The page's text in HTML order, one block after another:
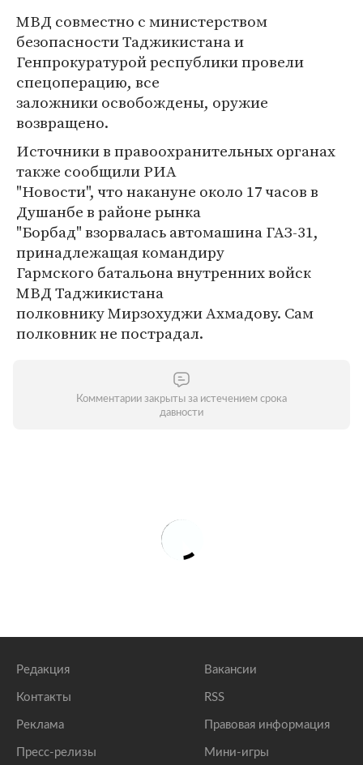
МВД совместно с министерством
безопасности Таджикистана и
Генпрокуратурой республики провели
спецоперацию, все
заложники освобождены, оружие
возвращено.
Источники в правоохранительных органах
также сообщили РИА
"Новости", что накануне около 17 часов в
Душанбе в районе рынка
"Борбад" взорвалась автомашина ГАЗ-31,
принадлежащая командиру
Гармского батальона внутренних войск
МВД Таджикистана
полковнику Мирзохуджи Ахмадову. Сам
полковник не пострадал.
Комментарии закрыты за истечением срока
давности
Редакция
Контакты
Реклама
Пресс-релизы
Вакансии
RSS
Правовая информация
Мини-игры